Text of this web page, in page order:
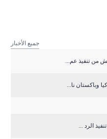
جميع الأخبار
من تنفيذ عم...
وباكستان نا...
الرد ...